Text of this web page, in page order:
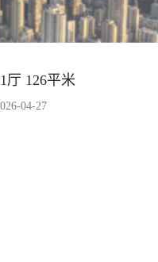
厅 126平米
04-27